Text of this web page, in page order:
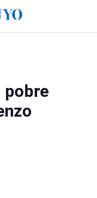
pobre